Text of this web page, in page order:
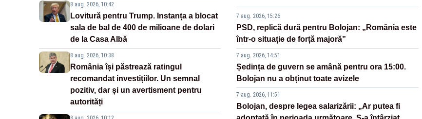
8 aug. 2026, 10:42
Lovitură pentru Trump. Instanța a blocat
sala de bal de 400 de milioane de dolari
de la Casa Albă
8 aug. 2026, 10:38
România își păstrează ratingul
recomandat investițiilor. Un semnal
pozitiv, dar și un avertisment pentru
autorități
7 aug. 2026, 15:26
PSD, replică dură pentru Bolojan: „România este
într-o situație de forță majoră”
7 aug. 2026, 14:51
Ședința de guvern se amână pentru ora 15:00.
Bolojan nu a obținut toate avizele
7 aug. 2026, 11:51
Bolojan, despre legea salarizării: „Ar putea fi